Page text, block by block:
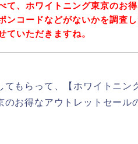
て、ホワイトニング東京のお
ンコードなどがないかを調査
ていただきますね。
てもらって、【ホワイトニン
のお得なアウトレットセール